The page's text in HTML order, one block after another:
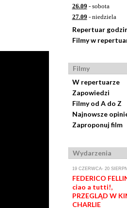
26.09 - sobota
27.09 - niedziela
Repertuar
Filmy w
Filmy
W repertuarze
Zapowiedzi
Filmy od A do Z
Najnowsze
Zaproponuj film
Wydarzenia
19 CZERWCA- 20
FEDERICO
ciao a tutti!,
PRZEGLĄD W
CHARLIE